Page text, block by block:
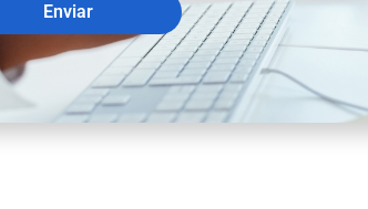
Enviar